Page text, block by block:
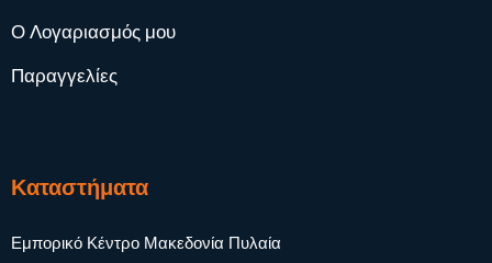
Ο Λογαριασμός μου
Παραγγελίες
Καταστήματα
Εμπορικό Κέντρο Μακεδονία Πυλαία